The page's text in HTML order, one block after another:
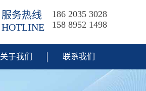
服务热线
HOTLINE
186 2035 3028
158 8952 1498
关于我们 联系我们